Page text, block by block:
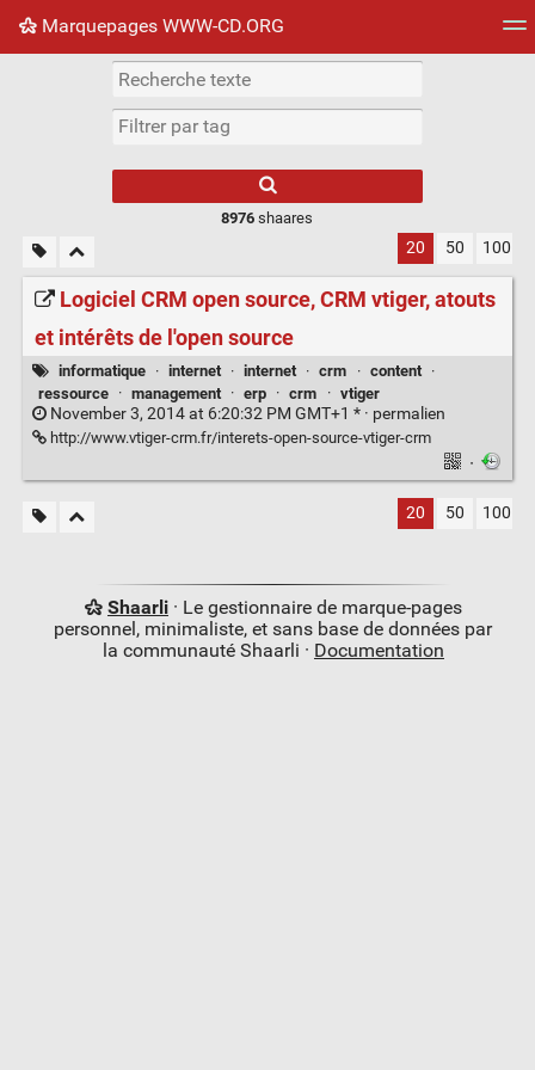
Marquepages WWW-CD.ORG
Nuage de tags Mur d'images
8976 shaares
20 50 100
Logiciel CRM open source, CRM vtiger, atouts
et intérêts de l'open source
informatique · internet · internet · crm · content
·
ressource
· management · erp · crm · vtiger
November 3, 2014 at 6:20:32 PM GMT+1 * · permalien
http://www.vtiger-crm.fr/interets-open-source-vtiger-crm
·
20 50 100
Shaarli· Le gestionnaire de marque-pages
personnel, minimaliste, et sans base de données par
la communauté Shaarli · Documentation